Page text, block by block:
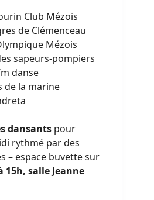
Club Mézois
de Clémenceau
Mézois
sapeurs-pompiers
danse
de la marine
dansants pour
rythmé par des
– espace buvette sur
15h, salle Jeanne